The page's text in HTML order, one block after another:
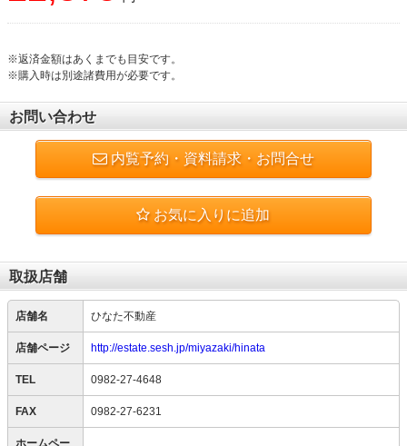
※返済金額はあくまでも目安です。
※購入時は別途諸費用が必要です。
お問い合わせ
内覧予約・資料請求・お問合せ
お気に入りに追加
取扱店舗
店舗名 ひなた不動産
店舗ページ http://estate.sesh.jp/miyazaki/hinata
TEL 0982-27-4648
FAX 0982-27-6231
ホームペー